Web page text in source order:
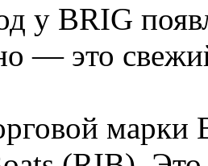
у BRIG
— это
марки